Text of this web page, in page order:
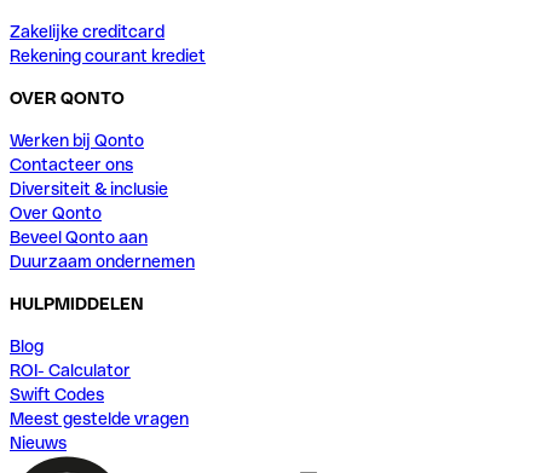
Zakelijke creditcard
Rekening courant krediet
OVER QONTO
Werken bij Qonto
Contacteer ons
Diversiteit & inclusie
Over Qonto
Beveel Qonto aan
Duurzaam ondernemen
HULPMIDDELEN
Blog
ROI- Calculator
Swift Codes
Meest gestelde vragen
Nieuws